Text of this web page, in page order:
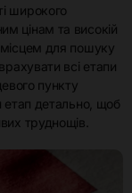
широкого
цінам та високій
для пошуку
всі етапи
пункту
етап детально, щоб
труднощів.